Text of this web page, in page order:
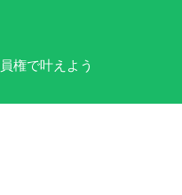
権で叶えよう